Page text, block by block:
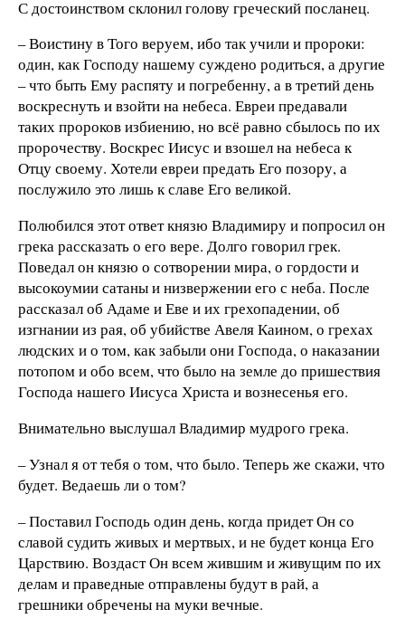
С достоинством склонил голову греческий посланец.
– Воистину в Того веруем, ибо так учили и пророки:
один, как Господу нашему суждено родиться, а другие
– что быть Ему распяту и погребенну, а в третий день
воскреснуть и взойти на небеса. Евреи предавали
таких пророков избиению, но всё равно сбылось по их
пророчеству. Воскрес Иисус и взошел на небеса к
Отцу своему. Хотели евреи предать Его позору, а
послужило это лишь к славе Его великой.
Полюбился этот ответ князю Владимиру и попросил он
грека рассказать о его вере. Долго говорил грек.
Поведал он князю о сотворении мира, о гордости и
высокоумии сатаны и низвержении его с неба. После
рассказал об Адаме и Еве и их грехопадении, об
изгнании из рая, об убийстве Авеля Каином, о грехах
людских и о том, как забыли они Господа, о наказании
потопом и обо всем, что было на земле до пришествия
Господа нашего Иисуса Христа и вознесенья его.
Внимательно выслушал Владимир мудрого грека.
– Узнал я от тебя о том, что было. Теперь же скажи, что
будет. Ведаешь ли о том?
– Поставил Господь один день, когда придет Он со
славой судить живых и мертвых, и не будет конца Его
Царствию. Воздаст Он всем жившим и живущим по их
делам и праведные отправлены будут в рай, а
грешники обречены на муки вечные.